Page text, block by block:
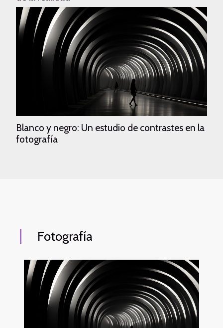
Blanco y negro: Un estudio de contrastes en la
fotografía
Fotografía